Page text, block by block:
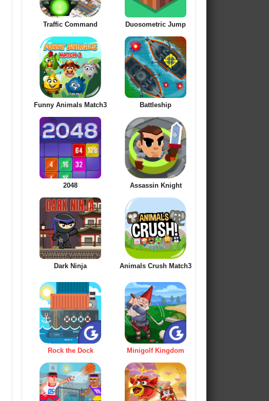
Traffic Command Duosometric Jump
Funny Animals Match3 Battleship
2048 Assassin Knight
Dark Ninja Animals Crush Match3
Rock the Dock Minigolf Kingdom